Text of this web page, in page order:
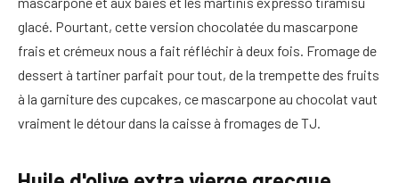
glacé. Pourtant, cette version chocolatée du mascarpone
frais et crémeux nous a fait réfléchir à deux fois. Fromage de
dessert à tartiner parfait pour tout, de la trempette des fruits
à la garniture des cupcakes, ce mascarpone au chocolat vaut
vraiment le détour dans la caisse à fromages de TJ.